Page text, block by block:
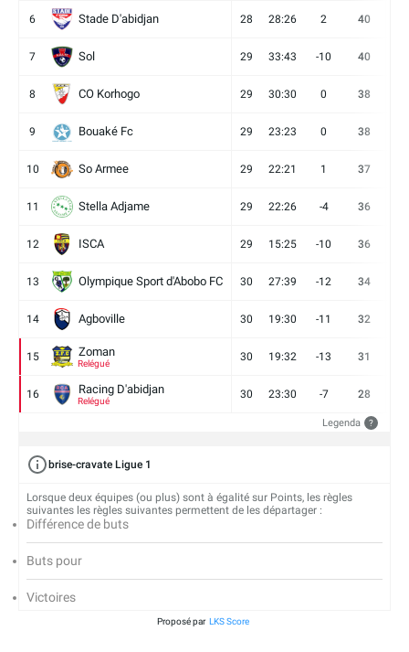
6 Stade D'abidjan 28 28:26 2 40
7 Sol 29 33:43 -10 40
8 CO Korhogo 29 30:30 0 38
9 Bouaké Fc 29 23:23 0 38
10 So Armee 29 22:21 1 37
11 Stella Adjame 29 22:26 -4 36
12 ISCA 29 15:25 -10 36
13 Olympique Sport d'Abobo FC 30 27:39 -12 34
14 Agboville 30 19:30 -11 32
15 Zoman
Relégué
30 19:32 -13 31
16 Racing D'abidjan
Relégué
30 23:30 -7 28
Legenda ?
brise-cravate Ligue 1
Lorsque deux équipes (ou plus) sont à égalité sur Points, les règles
suivantes les règles suivantes permettent de les départager :
Différence de buts
Buts pour
Victoires
Proposé par LKS Score